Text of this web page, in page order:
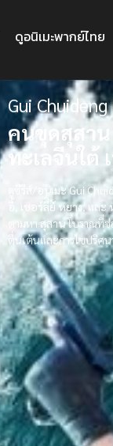
ดูอนิเมะพากย์ไทย
Gui
คนขุดสุสาน
ทะเลจีนใต้
ดูซีรีส์/อนิเมะ Gui
เชอร์ลี่ย์ หยาง, และ
ตามหา สุสานโบราณที่ซ่
ตื่นเต้นและการไขปริศ